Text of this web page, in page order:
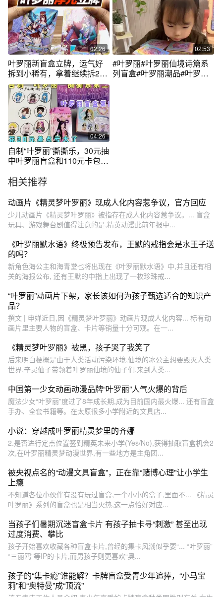
02:26
叶罗丽新盲盒立牌，运气好
拆到小稀有，拿着继续拆2盒
辰星 #拆卡
02:53
#叶罗丽#叶罗丽仙境诗篇系
列盲盒#叶罗丽潮品#叶罗丽
04:26
自制“叶罗丽”撕撕乐，30元抽
中叶罗丽盲盒和110元卡包，
相关推荐
动画片《精灵梦叶罗丽》现成人化内容惹争议，官方回应
少儿动画片《精灵梦叶罗丽》被指存在成人化内容惹争议。... 盲盒
玩具、游戏舞台剧值得注意的是,精英动漫此前年报中...
《叶罗丽默水语》终极预告发布，王默的戒指会是水王子送
的吗？
新角色海公主和海青堂也将出现在《叶罗丽默水语》中,并且还有相
关的海报公布, 还有王默的中指上出现了一枚珍珠戒...
“叶罗丽”动画片下架，家长该如何为孩子甄选适合的知识产
品？
撰文 | 申婵近日,因《精灵梦叶罗丽》动画片现成人化内容... 标有动
画片里主要人物的盲盒、卡片等销量十分可观。在一...
《精灵梦叶罗丽》被黑，孩子哭了我笑了
后来明白梗概是由于人类活动污染环境,仙境的冰公主想要毁灭人类
世界,辛灵仙子带领着叶罗丽仙境的仙子们,来到人类...
中国第一少女动画动漫品牌“叶罗丽”人气火爆的背后
魔法少女“叶罗丽”度过了8年成长期,成为目前国内最火爆... 还有盲盒
手办、全套书籍等。在太原很多小学附近的文具店...
小说：穿越成叶罗丽精灵梦里的齐娜
2.是否进行定点位置签到精英未来小学(Yes/No),获得抽取盲盒机会2
次,在叶罗丽精灵梦动漫世界,有一些地方是主角团...
被央视点名的“动漫文具盲盒”，正在靠“赌博心理”让小学生
上瘾
不知道各位小伙伴有没有玩过盲盒,一个小小的盒子,里面不... 《精灵
叶罗丽》系列的盲盒也是相当火热,这一点恰好对应...
当孩子们暑期沉迷盲盒卡片 有孩子抽卡寻“刺激” 甚至出现
过度消费、攀比
孩子开始喜欢收藏各种盲盒卡片,曾经的集卡风潮似乎要“... “叶罗丽”
“三丽鸥”等IP的卡片,而男孩子则更喜欢“奥...
孩子的“集卡瘾”谁能解？卡牌盲盒受青少年追捧，“小马宝
莉”和“奥特曼”成“顶流”